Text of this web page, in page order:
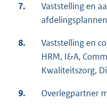
7.
Vaststelling en
8.
Vaststelling en
HRM, I&A,
Kwaliteitszorg,
9. Overlegpartner